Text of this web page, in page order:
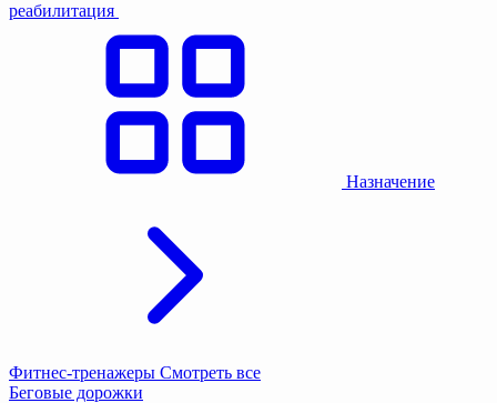
реабилитация
Назначение
Фитнес-тренажеры Смотреть все
Беговые дорожки